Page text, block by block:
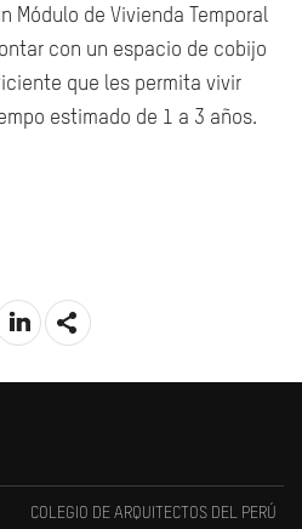
Módulo de Vivienda Temporal
con un espacio de cobijo
que les permita vivir
estimado de 1 a 3 años.
COLEGIO DE ARQUITECTOS DEL PERÚ